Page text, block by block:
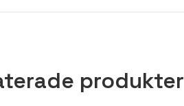
produkter